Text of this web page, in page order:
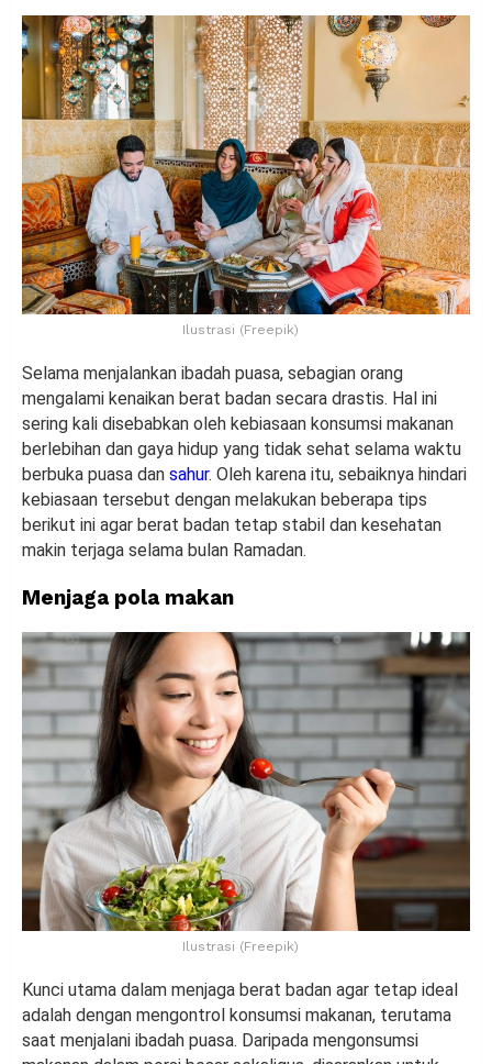
Ilustrasi (Freepik)
Selama menjalankan ibadah puasa, sebagian orang
mengalami kenaikan berat badan secara drastis. Hal ini
sering kali disebabkan oleh kebiasaan konsumsi makanan
berlebihan dan gaya hidup yang tidak sehat selama waktu
berbuka puasa dan sahur. Oleh karena itu, sebaiknya hindari
kebiasaan tersebut dengan melakukan beberapa tips
berikut ini agar berat badan tetap stabil dan kesehatan
makin terjaga selama bulan Ramadan.
Menjaga pola makan
Ilustrasi (Freepik)
Kunci utama dalam menjaga berat badan agar tetap ideal
adalah dengan mengontrol konsumsi makanan, terutama
saat menjalani ibadah puasa. Daripada mengonsumsi